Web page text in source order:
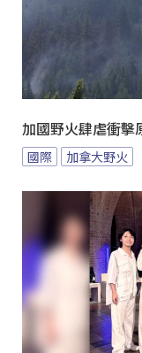
加國野火肆虐衝擊
國際 加拿大野火